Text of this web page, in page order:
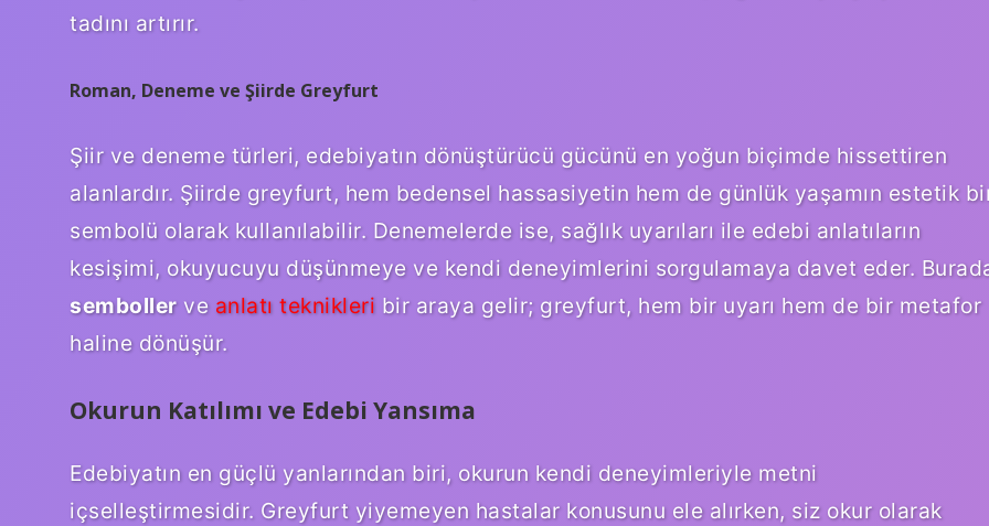
tadını artırır.
Roman, Deneme ve Şiirde Greyfurt
Şiir ve deneme türleri, edebiyatın dönüştürücü gücünü en yoğun biçimde hissettiren
alanlardır. Şiirde greyfurt, hem bedensel hassasiyetin hem de günlük yaşamın estetik
sembolü olarak kullanılabilir. Denemelerde ise, sağlık uyarıları ile edebi anlatıların
kesişimi, okuyucuyu düşünmeye ve kendi deneyimlerini sorgulamaya davet eder.
sembollerve anlatı teknikleri bir araya gelir; greyfurt, hem bir uyarı hem de bir metafor
haline dönüşür.
Okurun Katılımı ve Edebi Yansıma
Edebiyatın en güçlü yanlarından biri, okurun kendi deneyimleriyle metni
içselleştirmesidir. Greyfurt yiyemeyen hastalar konusunu ele alırken, siz okur olarak